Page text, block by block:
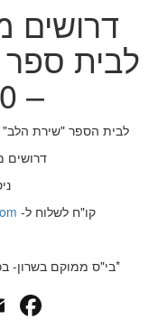
דרושים
לבית
– 29.9.2020
לבית הספר "שירת הלב"
דרושים
קו"ח לשלוח ל-
*בי"ס ממוקם בשרון-